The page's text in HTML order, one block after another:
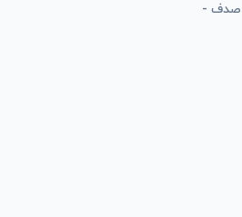
صدف -